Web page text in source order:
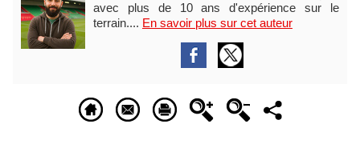
avec plus de 10 ans d'expérience sur le
terrain.... En savoir plus sur cet auteur